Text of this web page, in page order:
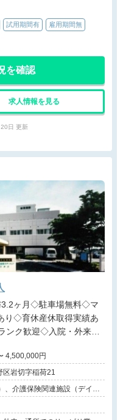
試用期間有 雇用期間無
を確認
求人情報を見る
日 更新
り◇育休産休取得実績あ
ンク歓迎◇入院・外来・
年収 4,000,000円 〜 4,500,000円
区岩切字稲荷21
、介護保険関連施設（デイケ